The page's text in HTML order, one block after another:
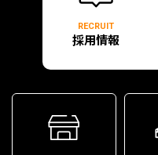
RECRUIT
採用情報